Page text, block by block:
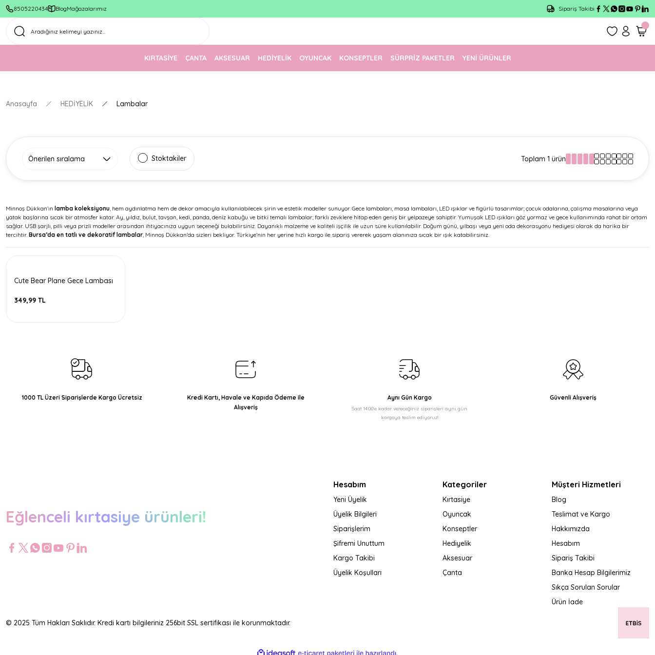
8505220434 BlogMağazalarımız
1500 TL Üzeri Ücretsiz Kargo
Sipariş Takibi
KIRTASİYE ÇANTA AKSESUAR HEDİYELİK OYUNCAK KONSEPTLER SÜRPRİZ PAKETLER YENİ ÜRÜNLER
Anasayfa HEDİYELİK Lambalar
Stoktakiler Toplam 1 ürün
Minnoş Dükkan’ın lamba koleksiyonu, hem aydınlatma hem de dekor amacıyla kullanılabilecek şirin ve estetik modeller sunuyor. Gece lambaları, masa lambaları, LED ışıklar ve figürlü tasarımlar; çocuk odalarına, çalışma masalarına veya
yatak başlarına sıcak bir atmosfer katar. Ay, yıldız, bulut, tavşan, kedi, panda, deniz kabuğu ve bitki temalı lambalar; farklı zevklere hitap eden geniş bir yelpazeye sahiptir. Yumuşak LED ışıkları göz yormaz ve gece kullanımında rahat bir ortam
sağlar. USB şarjlı, pilli veya prizli modeller arasından ihtiyacınıza uygun seçeneği bulabilirsiniz. Dayanıklı malzeme ve kaliteli işçilik ile uzun süre kullanılabilir. Doğum günü, yılbaşı veya yeni oda dekorasyonu hediyesi olarak da harika bir
tercihtir. Bursa’da en tatlı ve dekoratif lambalar, Minnoş Dükkan’da sizleri bekliyor. Türkiye’nin her yerine hızlı kargo ile sipariş vererek yaşam alanınıza sıcak bir ışık katabilirsiniz.
Cute Bear Plane Gece Lambası
349,99 TL
1000 TL Üzeri Siparişlerde Kargo Ücretsiz
Kredi Kartı, Havale ve Kapıda Ödeme ile
Alışveriş
Aynı Gün Kargo
Saat 14:00'e kadar vereceğiniz siparişleri aynı gün
kargoya teslim ediyoruz!
Güvenli Alışveriş
Eğlenceli kırtasiye ürünleri!
Hesabım
Yeni Üyelik
Üyelik Bilgileri
Siparişlerim
Şifremi Unuttum
Kargo Takibi
Üyelik Koşulları
Kategoriler
Kırtasiye
Oyuncak
Konseptler
Hediyelik
Aksesuar
Çanta
Müşteri Hizmetleri
Blog
Teslimat ve Kargo
Hakkımızda
Hesabım
Sipariş Takibi
Banka Hesap Bilgilerimiz
Sıkça Sorulan Sorular
Ürün İade
© 2025 Tüm Hakları Saklıdır. Kredi kartı bilgileriniz 256bit SSL sertifikası ile korunmaktadır.
ideasoft e-